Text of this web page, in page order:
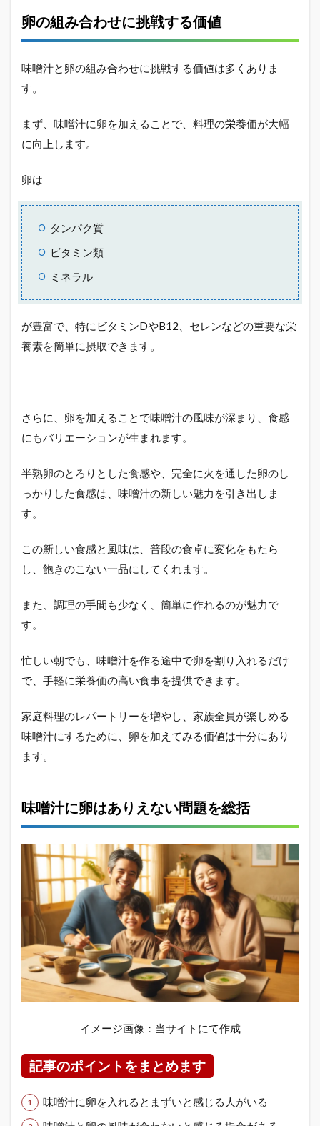
卵の組み合わせに挑戦する価値
味噌汁と卵の組み合わせに挑戦する価値は多くありま
す。
まず、味噌汁に卵を加えることで、料理の栄養価が大幅
に向上します。
卵は
タンパク質
ビタミン類
ミネラル
が豊富で、特にビタミンDやB12、セレンなどの重要な栄
養素を簡単に摂取できます。
さらに、卵を加えることで味噌汁の風味が深まり、食感
にもバリエーションが生まれます。
半熟卵のとろりとした食感や、完全に火を通した卵のし
っかりした食感は、味噌汁の新しい魅力を引き出しま
す。
この新しい食感と風味は、普段の食卓に変化をもたら
し、飽きのこない一品にしてくれます。
また、調理の手間も少なく、簡単に作れるのが魅力で
す。
忙しい朝でも、味噌汁を作る途中で卵を割り入れるだけ
で、手軽に栄養価の高い食事を提供できます。
家庭料理のレパートリーを増やし、家族全員が楽しめる
味噌汁にするために、卵を加えてみる価値は十分にあり
ます。
味噌汁に卵はありえない問題を総括
イメージ画像：当サイトにて作成
記事のポイントをまとめます
味噌汁に卵を入れるとまずいと感じる人がいる